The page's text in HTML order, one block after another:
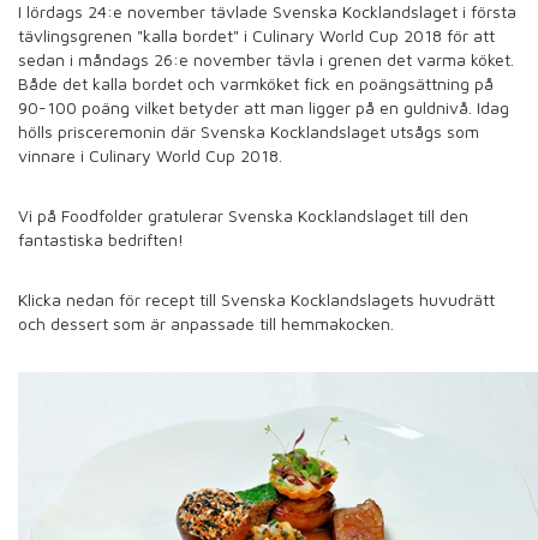
I lördags 24:e november tävlade Svenska Kocklandslaget i första
tävlingsgrenen "kalla bordet" i Culinary World Cup 2018 för att
sedan i måndags 26:e november tävla i grenen det varma köket.
Både det kalla bordet och varmköket fick en poängsättning på
90-100 poäng vilket betyder att man ligger på en guldnivå. Idag
hölls prisceremonin där Svenska Kocklandslaget utsågs som
vinnare i Culinary World Cup 2018.
Vi på Foodfolder gratulerar Svenska Kocklandslaget till den
fantastiska bedriften!
Klicka nedan för recept till Svenska Kocklandslagets huvudrätt
och dessert som är anpassade till hemmakocken.